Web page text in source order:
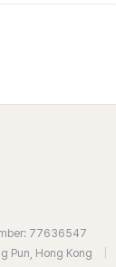
77636547
Pun, Hong Kong